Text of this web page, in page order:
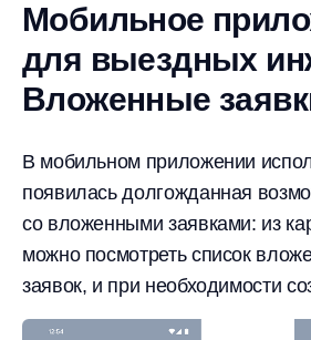
Мобильное
для выездных
Вложенные
В мобильном приложении
появилась долгожданная
со вложенными заявками: из
можно посмотреть список
заявок, и при необходимости